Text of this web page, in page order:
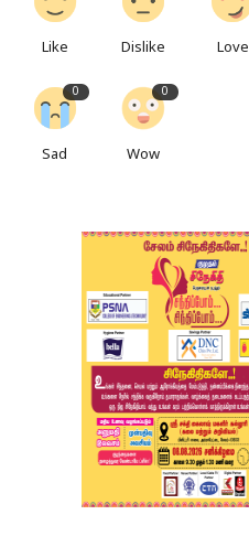
Like Dislike Love
0
Sad
0
Wow